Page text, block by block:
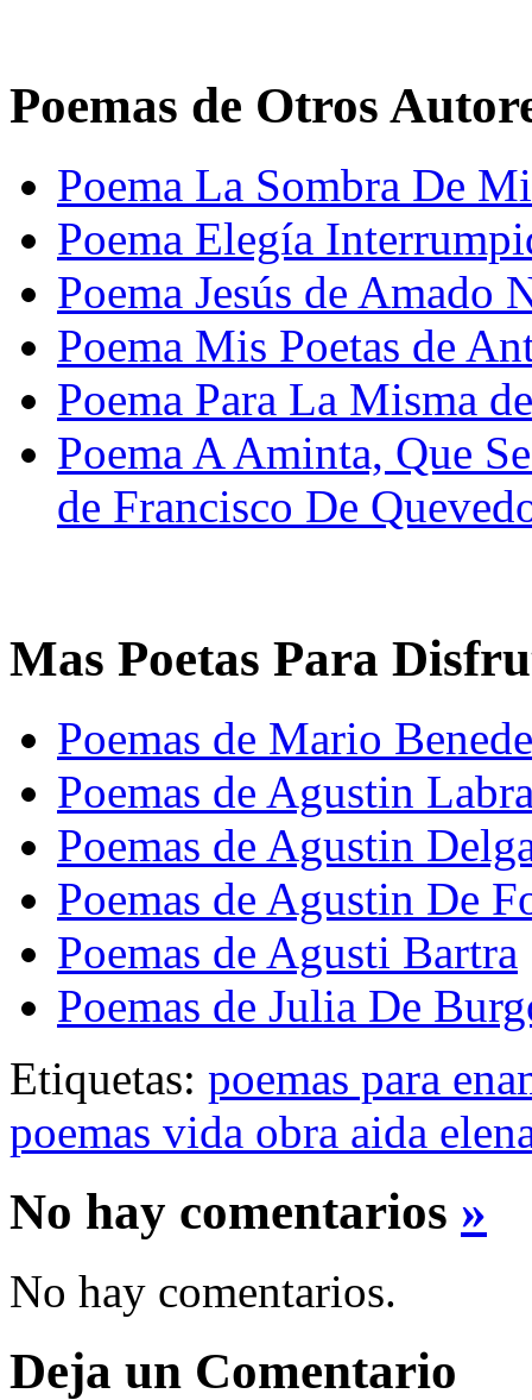
Poemas de Otros
Poema La Sombra De
Poema Elegía
Poema Jesús de Amado
Poema Mis Poetas de
Poema Para La Misma
Poema A Aminta, Que
de Francisco De
Mas Poetas Para
Poemas de Mario
Poemas de Agustin
Poemas de Agustin
Poemas de Agustin De
Poemas de Agusti Bartra
Poemas de Julia De
Etiquetas: poemas para
poemas vida obra aida
No hay comentarios »
No hay comentarios.
Deja un Comentario